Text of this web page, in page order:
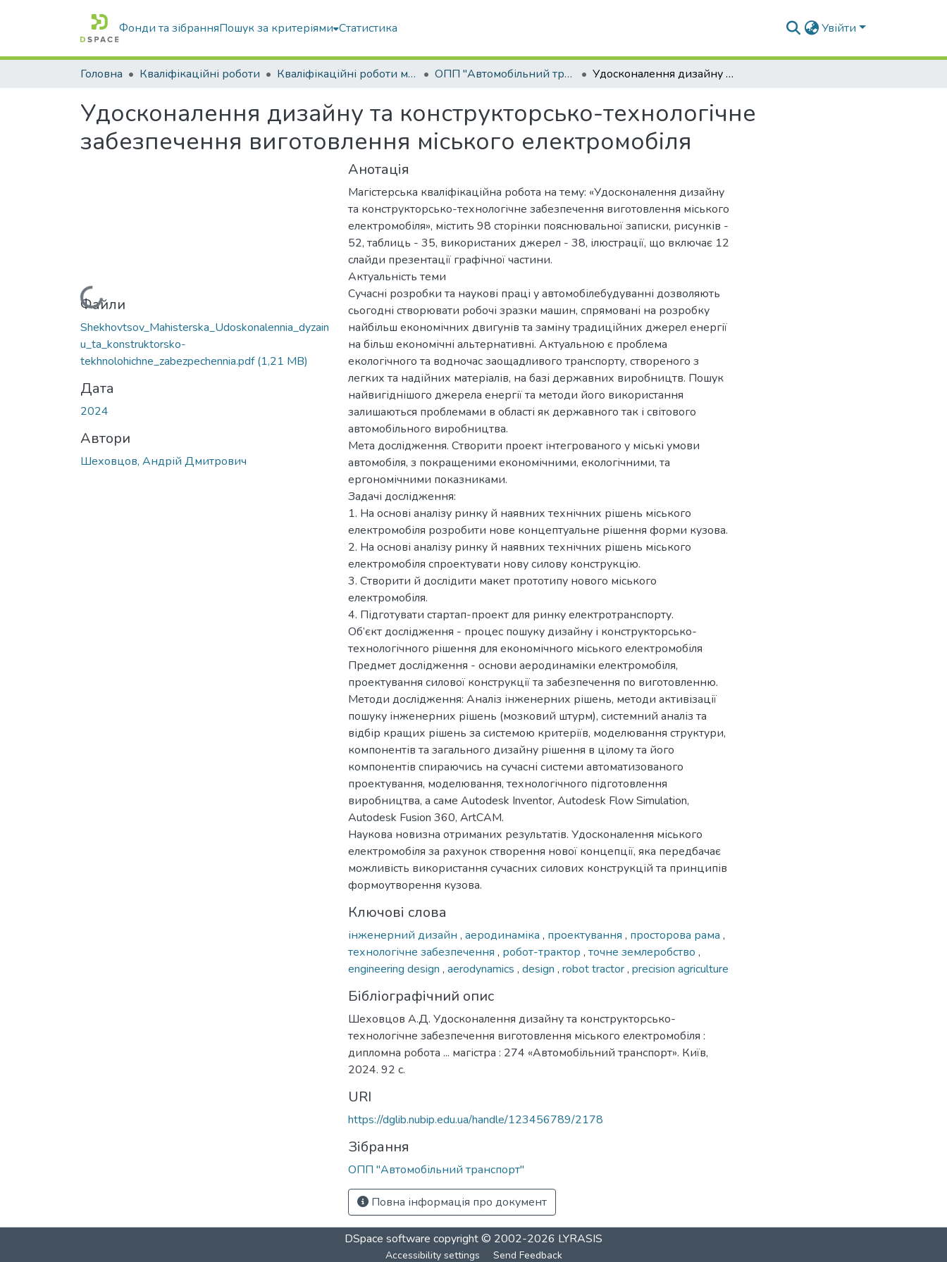
Фонди та зібранняПошук за критеріями Статистика Увійти
Головна Кваліфікаційні роботи Кваліфікаційні роботи магістрів ОПП "Автомобільний транспорт" Удосконалення дизайну та конструкторсько-технологічне забезпечення виготовлення міського електромобіля
Удосконалення дизайну та конструкторсько-технологічне
забезпечення виготовлення міського електромобіля
Вантажиться...
Файли
Shekhovtsov_Mahisterska_Udoskonalennia_dyzain
u_ta_konstruktorsko-
tekhnolohichne_zabezpechennia.pdf(1,21 MB)
Дата
2024
Автори
Шеховцов, Андрій Дмитрович
Анотація
Магістерська кваліфікаційна робота на тему: «Удосконалення дизайну
та конструкторсько-технологічне забезпечення виготовлення міського
електромобіля», містить 98 сторінки пояснювальної записки, рисунків -
52, таблиць - 35, використаних джерел - 38, ілюстрації, що включає 12
слайди презентації графічної частини.
Актуальність теми
Сучасні розробки та наукові праці у автомобілебудуванні дозволяють
сьогодні створювати робочі зразки машин, спрямовані на розробку
найбільш економічних двигунів та заміну традиційних джерел енергії
на більш економічні альтернативні. Актуальною є проблема
екологічного та водночас заощадливого транспорту, створеного з
легких та надійних матеріалів, на базі державних виробництв. Пошук
найвигіднішого джерела енергії та методи його використання
залишаються проблемами в області як державного так і світового
автомобільного виробництва.
Мета дослідження. Створити проект інтегрованого у міські умови
автомобіля, з покращеними економічними, екологічними, та
ергономічними показниками.
Задачі дослідження:
1. На основі аналізу ринку й наявних технічних рішень міського
електромобіля розробити нове концептуальне рішення форми кузова.
2. На основі аналізу ринку й наявних технічних рішень міського
електромобіля спроектувати нову силову конструкцію.
3. Створити й дослідити макет прототипу нового міського
електромобіля.
4. Підготувати стартап-проект для ринку електротранспорту.
Об’єкт дослідження - процес пошуку дизайну і конструкторсько-
технологічного рішення для економічного міського електромобіля
Предмет дослідження - основи аеродинаміки електромобіля,
проектування силової конструкції та забезпечення по виготовленню.
Методи дослідження: Аналіз інженерних рішень, методи активізації
пошуку інженерних рішень (мозковий штурм), системний аналіз та
відбір кращих рішень за системою критеріїв, моделювання структури,
компонентів та загального дизайну рішення в цілому та його
компонентів спираючись на сучасні системи автоматизованого
проектування, моделювання, технологічного підготовлення
виробництва, а саме Autodesk Inventor, Autodesk Flow Simulation,
Autodesk Fusion 360, ArtCAM.
Наукова новизна отриманих результатів. Удосконалення міського
електромобіля за рахунок створення нової концепції, яка передбачає
можливість використання сучасних силових конструкцій та принципів
формоутворення кузова.
Ключові слова
інженерний дизайн , аеродинаміка , проектування , просторова рама ,
технологічне забезпечення , робот-трактор , точне землеробство ,
engineering design , aerodynamics , design , robot tractor, precision agriculture
Бібліографічний опис
Шеховцов А.Д. Удосконалення дизайну та конструкторсько-
технологічне забезпечення виготовлення міського електромобіля :
дипломна робота ... магістра : 274 «Автомобільний транспорт». Київ,
2024. 92 с.
URI
https://dglib.nubip.edu.ua/handle/123456789/2178
Зібрання
ОПП "Автомобільний транспорт"
Повна інформація про документ
DSpace software copyright © 2002-2026 LYRASIS
Accessibility settings Send Feedback